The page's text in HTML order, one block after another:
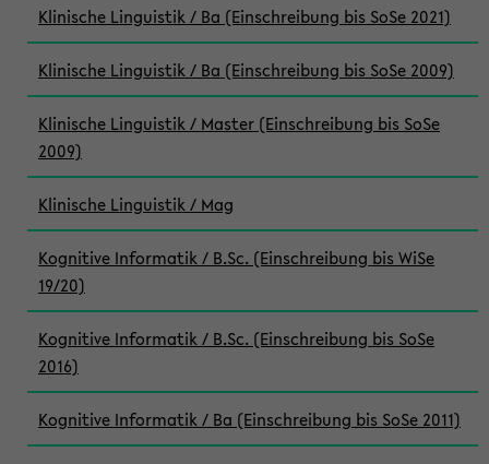
Klinische Linguistik / Ba (Einschreibung bis SoSe 2021)
Klinische Linguistik / Ba (Einschreibung bis SoSe 2009)
Klinische Linguistik / Master (Einschreibung bis SoSe
2009)
Klinische Linguistik / Mag
Kognitive Informatik / B.Sc. (Einschreibung bis WiSe
19/20)
Kognitive Informatik / B.Sc. (Einschreibung bis SoSe
2016)
Kognitive Informatik / Ba (Einschreibung bis SoSe 2011)